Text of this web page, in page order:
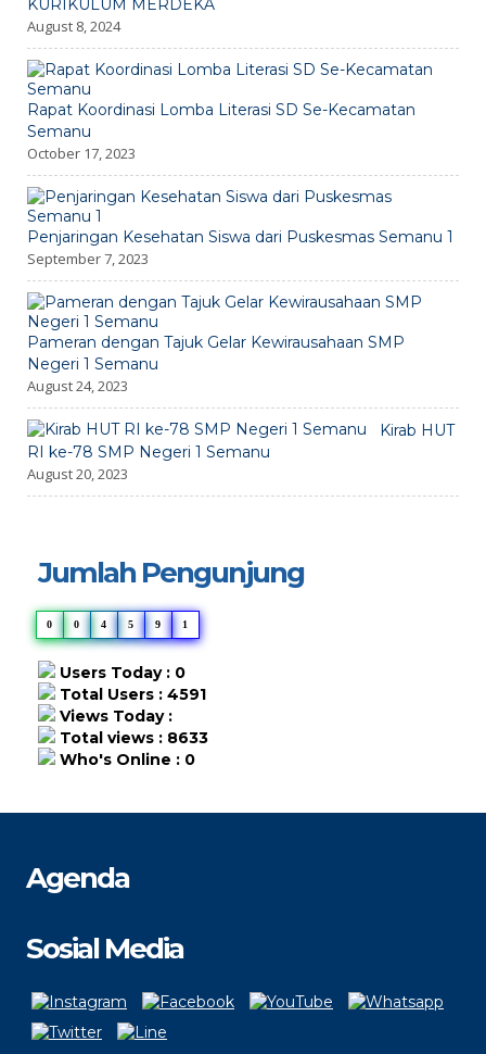
KURIKULUM MERDEKA
August 8, 2024
Rapat Koordinasi Lomba Literasi SD Se-Kecamatan
Semanu
October 17, 2023
Penjaringan Kesehatan Siswa dari Puskesmas Semanu 1
September 7, 2023
Pameran dengan Tajuk Gelar Kewirausahaan SMP
Negeri 1 Semanu
August 24, 2023
Kirab HUT
RI ke-78 SMP Negeri 1 Semanu
August 20, 2023
Jumlah Pengunjung
0 0 4 5 9 1
Users Today : 0
Total Users : 4591
Views Today :
Total views : 8633
Who's Online : 0
Agenda
Sosial Media